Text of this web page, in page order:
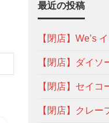
最近の投稿
【閉店】We’s
【閉店】ダイ
【閉店】セイ
【閉店】クレ